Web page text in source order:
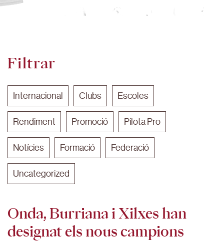
Filtrar
Internacional Clubs Escoles
Rendiment Promoció Pilota Pro
Notícies Formació Federació
Uncategorized
Onda, Burriana i Xilxes han
designat els nous campions